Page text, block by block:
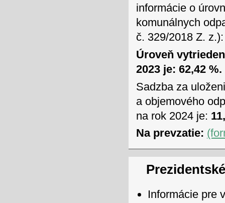
informácie o
komunálnych
č. 329/2018 Z. z.):
Úroveň
2023 je: 62,42 %.
Sadzba za
a objemového
na rok 2024 je:
Na prevzatie:
Informácie pre